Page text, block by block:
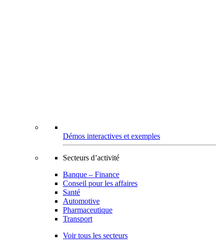
Démos interactives et exemples
Secteurs d’activité
Banque – Finance
Conseil pour les affaires
Santé
Automotive
Pharmaceutique
Transport
Voir tous les secteurs